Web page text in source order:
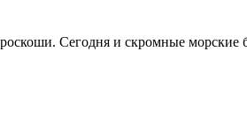
Сегодня и скромные морские